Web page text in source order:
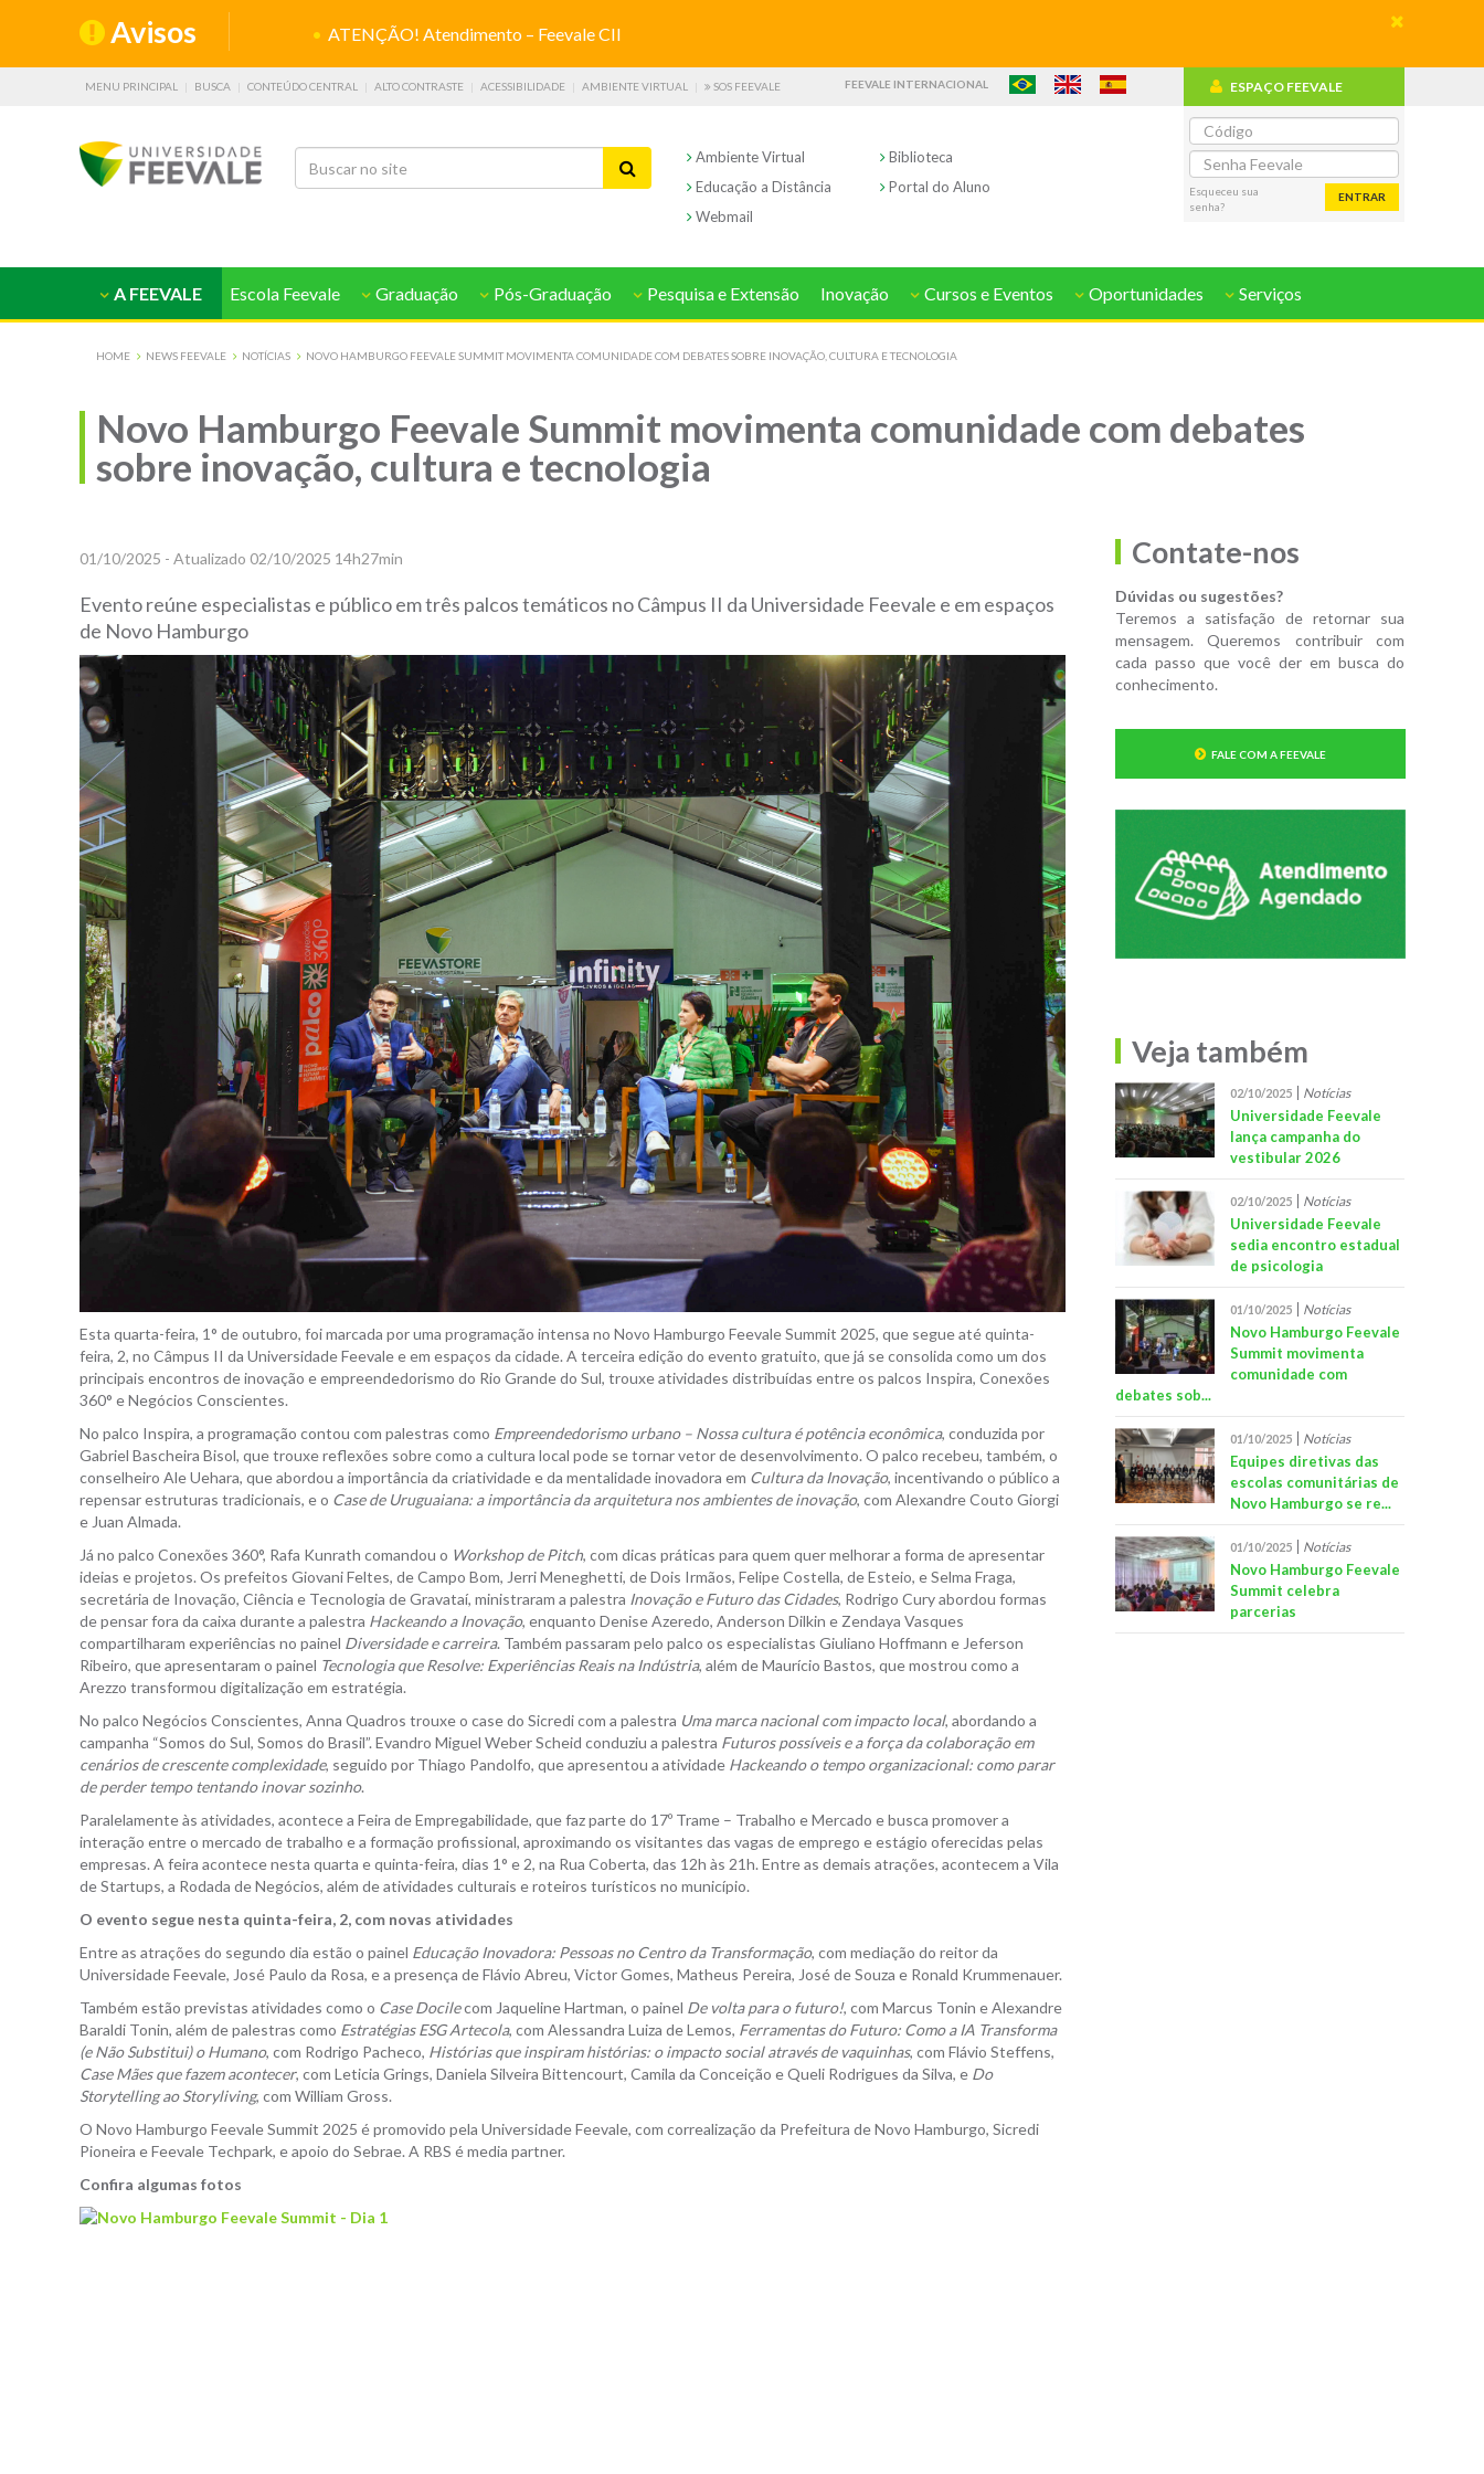
Avisos ATENÇÃO! Atendimento – Feevale CII
MENU PRINCIPAL BUSCA CONTEÚDO CENTRAL ALTO CONTRASTE ACESSIBILIDADE AMBIENTE VIRTUAL SOS FEEVALE FEEVALE INTERNACIONAL
Ambiente Virtual
Biblioteca
Educação a Distância
Portal do Aluno
Webmail
ESPAÇO FEEVALE
Esqueceu sua
senha?
ENTRAR
A FEEVALE Escola Feevale Graduação Pós-Graduação Pesquisa e Extensão Inovação Cursos e Eventos Oportunidades Serviços
HOME NEWS FEEVALE NOTÍCIAS NOVO HAMBURGO FEEVALE SUMMIT MOVIMENTA COMUNIDADE COM DEBATES SOBRE INOVAÇÃO, CULTURA E TECNOLOGIA
Novo Hamburgo Feevale Summit movimenta comunidade com debates
sobre inovação, cultura e tecnologia
01/10/2025 - Atualizado 02/10/2025 14h27min
Evento reúne especialistas e público em três palcos temáticos no Câmpus II da Universidade Feevale e em espaços
de Novo Hamburgo
Esta quarta-feira, 1° de outubro, foi marcada por uma programação intensa no Novo Hamburgo Feevale Summit 2025, que segue até quinta-
feira, 2, no Câmpus II da Universidade Feevale e em espaços da cidade. A terceira edição do evento gratuito, que já se consolida como um dos
principais encontros de inovação e empreendedorismo do Rio Grande do Sul, trouxe atividades distribuídas entre os palcos Inspira, Conexões
360° e Negócios Conscientes.
No palco Inspira, a programação contou com palestras como Empreendedorismo urbano – Nossa cultura é potência econômica, conduzida por
Gabriel Bascheira Bisol, que trouxe reflexões sobre como a cultura local pode se tornar vetor de desenvolvimento. O palco recebeu, também, o
conselheiro Ale Uehara, que abordou a importância da criatividade e da mentalidade inovadora em Cultura da Inovação, incentivando o público a
repensar estruturas tradicionais, e o Case de Uruguaiana: a importância da arquitetura nos ambientes de inovação, com Alexandre Couto Giorgi
e Juan Almada.
Já no palco Conexões 360°, Rafa Kunrath comandou o Workshop de Pitch, com dicas práticas para quem quer melhorar a forma de apresentar
ideias e projetos. Os prefeitos Giovani Feltes, de Campo Bom, Jerri Meneghetti, de Dois Irmãos, Felipe Costella, de Esteio, e Selma Fraga,
secretária de Inovação, Ciência e Tecnologia de Gravataí, ministraram a palestra Inovação e Futuro das Cidades, Rodrigo Cury abordou formas
de pensar fora da caixa durante a palestra Hackeando a Inovação, enquanto Denise Azeredo, Anderson Dilkin e Zendaya Vasques
compartilharam experiências no painel Diversidade e carreira. Também passaram pelo palco os especialistas Giuliano Hoffmann e Jeferson
Ribeiro, que apresentaram o painel Tecnologia que Resolve: Experiências Reais na Indústria, além de Maurício Bastos, que mostrou como a
Arezzo transformou digitalização em estratégia.
No palco Negócios Conscientes, Anna Quadros trouxe o case do Sicredi com a palestra Uma marca nacional com impacto local, abordando a
campanha “Somos do Sul, Somos do Brasil”. Evandro Miguel Weber Scheid conduziu a palestra Futuros possíveis e a força da colaboração em
cenários de crescente complexidade, seguido por Thiago Pandolfo, que apresentou a atividade Hackeando o tempo organizacional: como parar
de perder tempo tentando inovar sozinho.
Paralelamente às atividades, acontece a Feira de Empregabilidade, que faz parte do 17º Trame – Trabalho e Mercado e busca promover a
interação entre o mercado de trabalho e a formação profissional, aproximando os visitantes das vagas de emprego e estágio oferecidas pelas
empresas. A feira acontece nesta quarta e quinta-feira, dias 1° e 2, na Rua Coberta, das 12h às 21h. Entre as demais atrações, acontecem a Vila
de Startups, a Rodada de Negócios, além de atividades culturais e roteiros turísticos no município.
O evento segue nesta quinta-feira, 2, com novas atividades
Entre as atrações do segundo dia estão o painel Educação Inovadora: Pessoas no Centro da Transformação, com mediação do reitor da
Universidade Feevale, José Paulo da Rosa, e a presença de Flávio Abreu, Victor Gomes, Matheus Pereira, José de Souza e Ronald Krummenauer.
Também estão previstas atividades como o Case Docilecom Jaqueline Hartman, o painel De volta para o futuro!, com Marcus Tonin e Alexandre
Baraldi Tonin, além de palestras como Estratégias ESG Artecola, com Alessandra Luiza de Lemos, Ferramentas do Futuro: Como a IA Transforma
(e Não Substitui) o Humano, com Rodrigo Pacheco, Histórias que inspiram histórias: o impacto social através de vaquinhas, com Flávio Steffens,
Case Mães que fazem acontecer, com Leticia Grings, Daniela Silveira Bittencourt, Camila da Conceição e Queli Rodrigues da Silva, e Do
Storytelling ao Storyliving, com William Gross.
O Novo Hamburgo Feevale Summit 2025 é promovido pela Universidade Feevale, com correalização da Prefeitura de Novo Hamburgo, Sicredi
Pioneira e Feevale Techpark, e apoio do Sebrae. A RBS é media partner.
Confira algumas fotos
Contate-nos
Dúvidas ou sugestões?
Teremos a satisfação de retornar sua
mensagem. Queremos contribuir com
cada passo que você der em busca do
conhecimento.
FALE COM A FEEVALE
Veja também
02/10/2025 Notícias
Universidade Feevale
lança campanha do
vestibular 2026
02/10/2025 Notícias
Universidade Feevale
sedia encontro estadual
de psicologia
01/10/2025 Notícias
Novo Hamburgo Feevale
Summit movimenta
comunidade com
debates sob...
01/10/2025 Notícias
Equipes diretivas das
escolas comunitárias de
Novo Hamburgo se re...
01/10/2025 Notícias
Novo Hamburgo Feevale
Summit celebra
parcerias